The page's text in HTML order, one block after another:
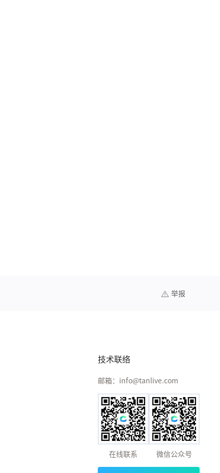
举报
技术联络
邮箱：info@tanlive.com
在线联系 微信公众号